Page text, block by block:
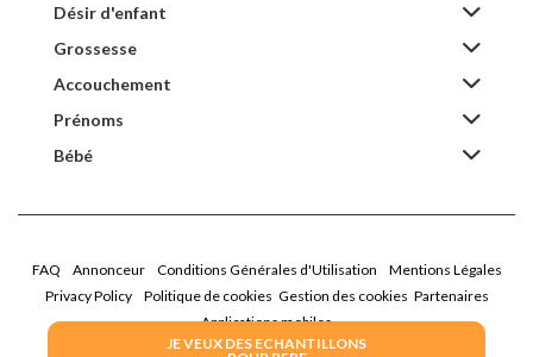
JE VEUX DES ECHANTILLONS
Désir d'enfant
Grossesse
Accouchement
Prénoms
Bébé
FAQ Annonceur Conditions Générales d'Utilisation
Mentions Légales
Privacy Policy
Politique de cookies Gestion des cookies Partenaires
Applications mobiles